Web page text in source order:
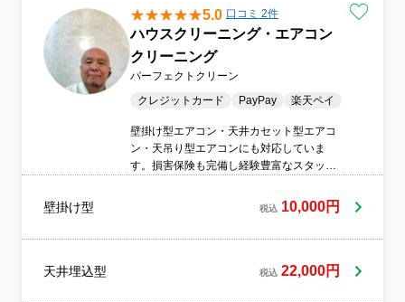
5.0 口コミ 2件
ハウスクリーニング・エアコン
クリーニング
パーフェクトクリーン
クレジットカード
PayPay 楽天ペイ
壁掛け型エアコン・天井カセット型エアコ
ン・天吊り型エアコンにも対応していま
す。損害保険も完備し経験豊富なスタッフ
少人数の信用おける熟練した作業員のみで
作業しているので、スケジュールはある程
壁掛け型 税込 10,000円
天井埋込型 税込 22,000円